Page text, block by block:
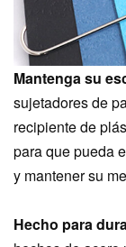
Mantenga su
sujetadores de
recipiente de
para que pueda
y mantener su
Hecho para